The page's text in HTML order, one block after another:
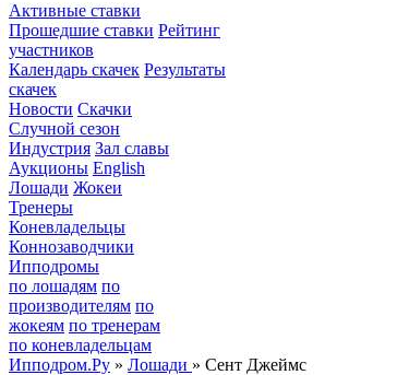
Активные ставки
Прошедшие ставки Рейтинг
участников
Календарь скачек Результаты
скачек
Новости Скачки
Случной сезон
Индустрия Зал славы
Аукционы English
Лошади Жокеи
Тренеры
Коневладельцы
Коннозаводчики
Ипподромы
по лошадям по
производителям по
жокеям по тренерам
по коневладельцам
Ипподром.Ру » Лошади » Сент Джеймс